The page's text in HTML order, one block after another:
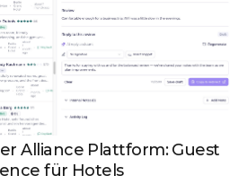
Alliance Plattform: Guest
für Hotels